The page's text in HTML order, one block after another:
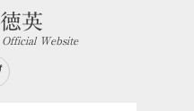
英
Website
Twitter